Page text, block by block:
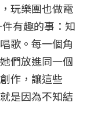
玩樂團也做電
有趣的事：知
歌。每一個角
們放進同一個
作，讓這些
是因為不知結